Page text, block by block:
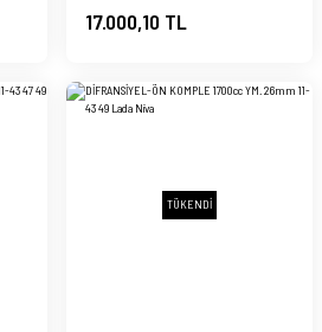
17.000,10 TL
TÜKENDİ